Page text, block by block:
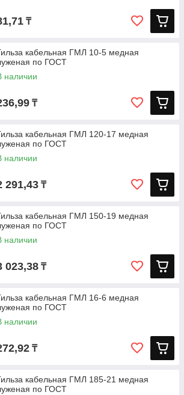
₸
кабельная ГМЛ 10-5 медная
по ГОСТ
наличии
₸
кабельная ГМЛ 120-17 медная
по ГОСТ
наличии
291,43 ₸
кабельная ГМЛ 150-19 медная
по ГОСТ
наличии
023,38 ₸
кабельная ГМЛ 16-6 медная
по ГОСТ
наличии
₸
кабельная ГМЛ 185-21 медная
по ГОСТ